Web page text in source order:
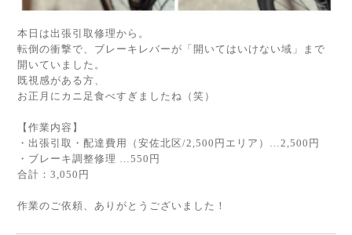
本日は出張引取修理から。
転倒の衝撃で、ブレーキレバーが「開いてはいけない域」まで
開いていました。
既視感がある方、
お正月にカニ足食べすぎましたね（笑）
【作業内容】
・出張引取・配達費用（安佐北区/2,500円エリア）…2,500円
・ブレーキ調整修理 …550円
合計：3,050円
作業のご依頼、ありがとうございました！